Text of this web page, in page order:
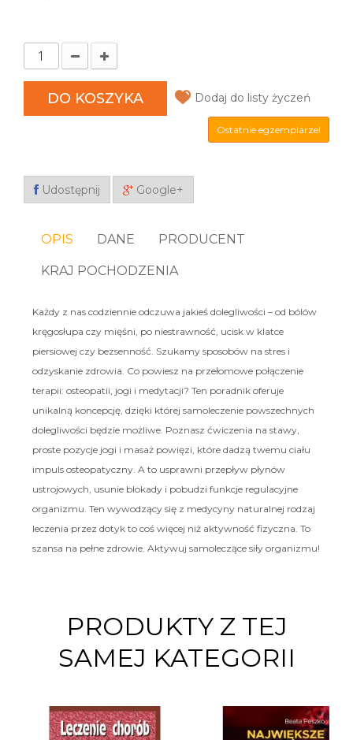
DO KOSZYKA Dodaj do listy życzeń
Ostatnie egzemplarze!
Udostępnij Google+
OPIS DANE PRODUCENT
KRAJ POCHODZENIA
Każdy z nas codziennie odczuwa jakieś dolegliwości – od bólów
kręgosłupa czy mięśni, po niestrawność, ucisk w klatce
piersiowej czy bezsenność. Szukamy sposobów na stres i
odzyskanie zdrowia. Co powiesz na przełomowe połączenie
terapii: osteopatii, jogi i medytacji? Ten poradnik oferuje
unikalną koncepcję, dzięki której samoleczenie powszechnych
dolegliwości będzie możliwe. Poznasz ćwiczenia na stawy,
proste pozycje jogi i masaż powięzi, które dadzą twemu ciału
impuls osteopatyczny. A to usprawni przepływ płynów
ustrojowych, usunie blokady i pobudzi funkcje regulacyjne
organizmu. Ten wywodzący się z medycyny naturalnej rodzaj
leczenia przez dotyk to coś więcej niż aktywność fizyczna. To
szansa na pełne zdrowie. Aktywuj samoleczące siły organizmu!
PRODUKTY Z TEJ
SAMEJ KATEGORII